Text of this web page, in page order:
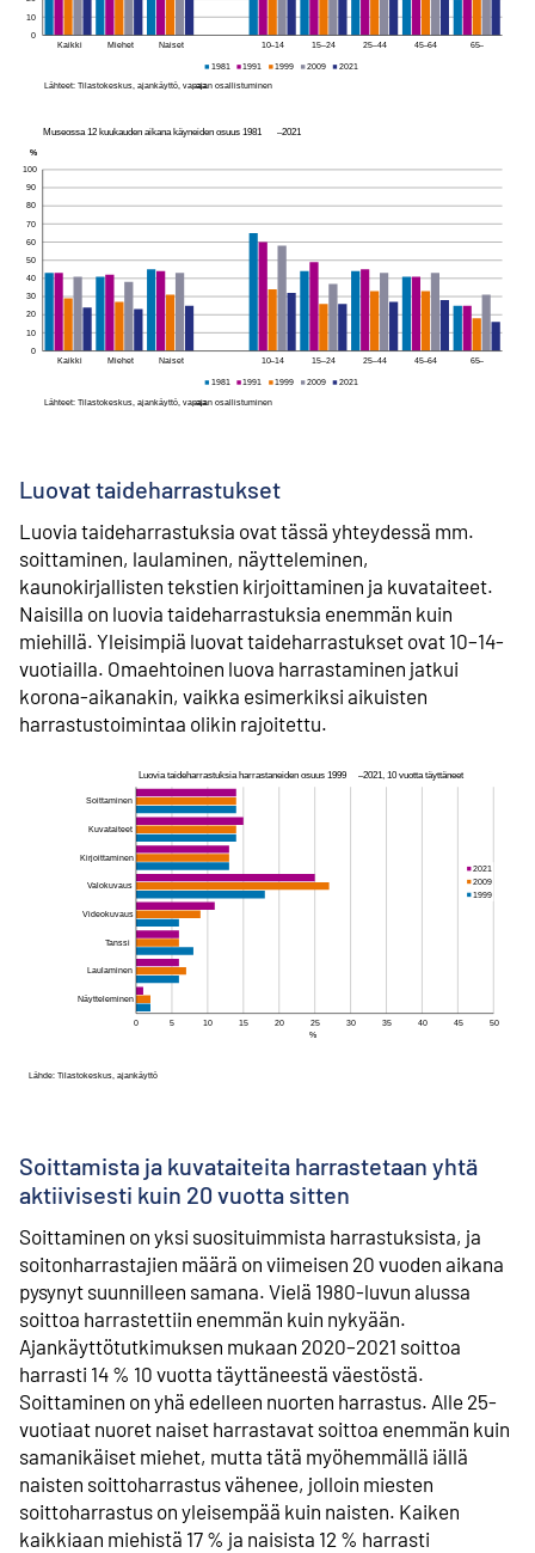
Luovat taideharrastukset
Luovia taideharrastuksia ovat tässä yhteydessä mm.
soittaminen, laulaminen, näytteleminen,
kaunokirjallisten tekstien kirjoittaminen ja kuvataiteet.
Naisilla on luovia taideharrastuksia enemmän kuin
miehillä. Yleisimpiä luovat taideharrastukset ovat 10–14-
vuotiailla. Omaehtoinen luova harrastaminen jatkui
korona-aikanakin, vaikka esimerkiksi aikuisten
harrastustoimintaa olikin rajoitettu.
Soittamista ja kuvataiteita harrastetaan yhtä
aktiivisesti kuin 20 vuotta sitten
Soittaminen on yksi suosituimmista harrastuksista, ja
soitonharrastajien määrä on viimeisen 20 vuoden aikana
pysynyt suunnilleen samana. Vielä 1980-luvun alussa
soittoa harrastettiin enemmän kuin nykyään.
Ajankäyttötutkimuksen mukaan 2020–2021 soittoa
harrasti 14 % 10 vuotta täyttäneestä väestöstä.
Soittaminen on yhä edelleen nuorten harrastus. Alle 25-
vuotiaat nuoret naiset harrastavat soittoa enemmän kuin
samanikäiset miehet, mutta tätä myöhemmällä iällä
naisten soittoharrastus vähenee, jolloin miesten
soittoharrastus on yleisempää kuin naisten. Kaiken
kaikkiaan miehistä 17 % ja naisista 12 % harrasti